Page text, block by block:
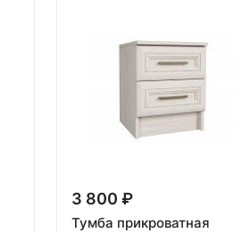
3 800 ₽
Тумба прикроватная